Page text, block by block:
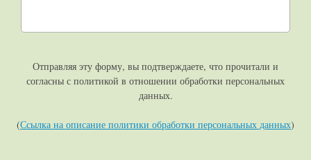
Отправляя эту форму, вы подтверждаете, что прочитали и
согласны с политикой в отношении обработки персональных
данных.
(Ссылка на описание политики обработки персональных данных)